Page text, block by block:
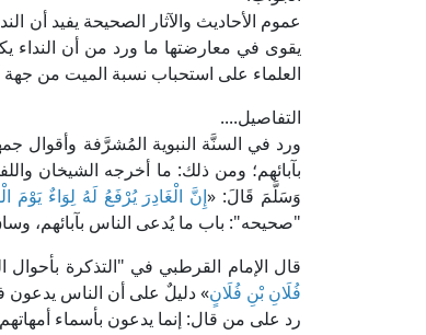
عموم الأحاديث والآثار الصحيحة يفيد أن
يقوى في معارضتها ما ورد من أن النداء
العلماء على استحباب نسبة الميت من جهة
التفاصيل....
ورد في السنَّة النبوية المُشرَّفة وأقوال
بآبائهم؛ ومن ذلك: ما أخرجه الشيخان
وَسَلَّمَ قَالَ: «إِنَّ الْغَادِرَ يُرْفَعُ لَهُ لِوَاءٌ يَوْمَ
"صحيحه": باب ما يُدعى الناس بآبائهم،
قال الإمام القرطبي في "التذكرة بأحوال الموتى وأمور
فُلَانِ بْنِ فُلَانٍ» دليلٌ على أن الناس يدعون
رد على من قال: إنما يدعون بأسماء